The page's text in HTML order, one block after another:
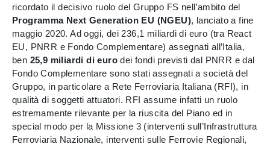
ricordato il decisivo ruolo del Gruppo FS nell’ambito del
Programma Next Generation EU (NGEU), lanciato a fine
maggio 2020. Ad oggi, dei 236,1 miliardi di euro (tra React
EU, PNRR e Fondo Complementare) assegnati all’Italia,
ben 25,9 miliardi di eurodei fondi previsti dal PNRR e dal
Fondo Complementare sono stati assegnati a società del
Gruppo, in particolare a Rete Ferroviaria Italiana (RFI), in
qualità di soggetti attuatori. RFI assume infatti un ruolo
estremamente rilevante per la riuscita del Piano ed in
special modo per la Missione 3 (interventi sull’Infrastruttura
Ferroviaria Nazionale, interventi sulle Ferrovie Regionali,